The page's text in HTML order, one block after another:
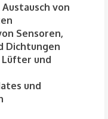
von
Sensoren,
Dichtungen
Lüfter und
und